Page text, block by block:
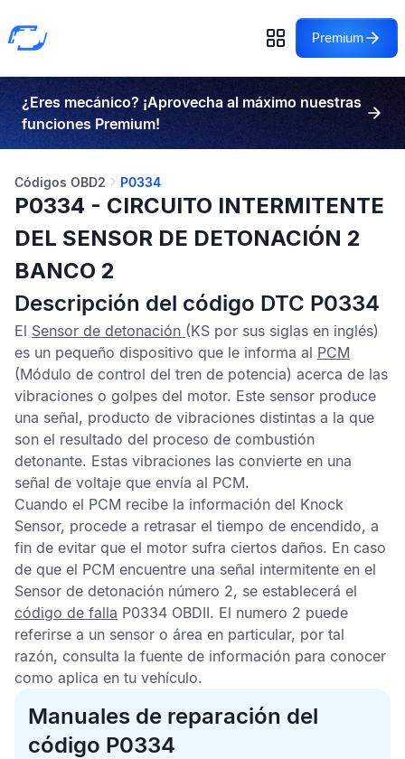
Premium
¿Eres mecánico? ¡Aprovecha al máximo nuestras
funciones Premium!
Códigos OBD2 P0334
P0334 - CIRCUITO INTERMITENTE
DEL SENSOR DE DETONACIÓN 2
BANCO 2
Descripción del código DTC P0334
El Sensor de detonación (KS por sus siglas en inglés)
es un pequeño dispositivo que le informa al PCM
(Módulo de control del tren de potencia) acerca de las
vibraciones o golpes del motor. Este sensor produce
una señal, producto de vibraciones distintas a la que
son el resultado del proceso de combustión
detonante. Estas vibraciones las convierte en una
señal de voltaje que envía al PCM.
Cuando el PCM recibe la información del Knock
Sensor, procede a retrasar el tiempo de encendido, a
fin de evitar que el motor sufra ciertos daños. En caso
de que el PCM encuentre una señal intermitente en el
Sensor de detonación número 2, se establecerá el
código de falla P0334 OBDII. El numero 2 puede
referirse a un sensor o área en particular, por tal
razón, consulta la fuente de información para conocer
como aplica en tu vehículo.
Manuales de reparación del
código P0334